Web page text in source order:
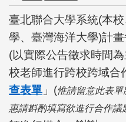
臺北聯合大學系統(本
學、臺灣海洋大學)計
(以實際公告徵求時間
校老師進行跨校跨域合
查表單 」(惟請留意此表單
惠請斟酌填寫欲進行合作議